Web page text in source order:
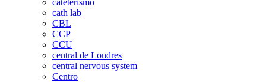
cath lab
CBL
CCP
CCU
central de Londres
central nervous system
Centro